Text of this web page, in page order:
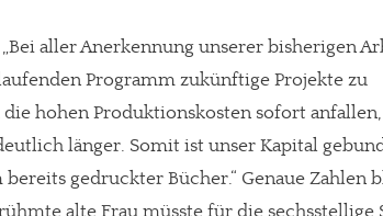
aller Anerkennung unserer bisherigen
Programm zukünftige Projekte zu
hohen Produktionskosten sofort
länger. Somit ist unser Kapital
gedruckter Bücher.“ Genaue Zahlen
alte Frau müsste für die sechsstellige